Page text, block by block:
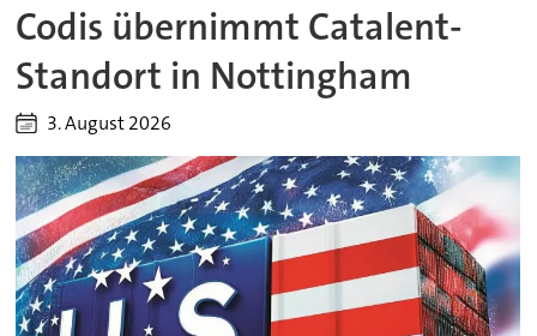
Codis übernimmt Catalent-
Standort in Nottingham
3. August 2026